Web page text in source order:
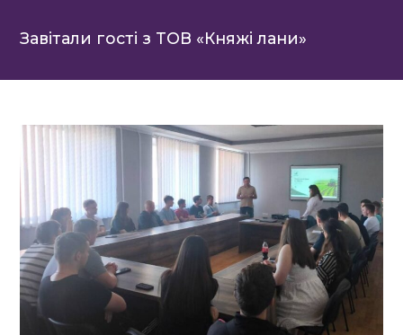
Завітали гості з ТОВ «Княжі лани»